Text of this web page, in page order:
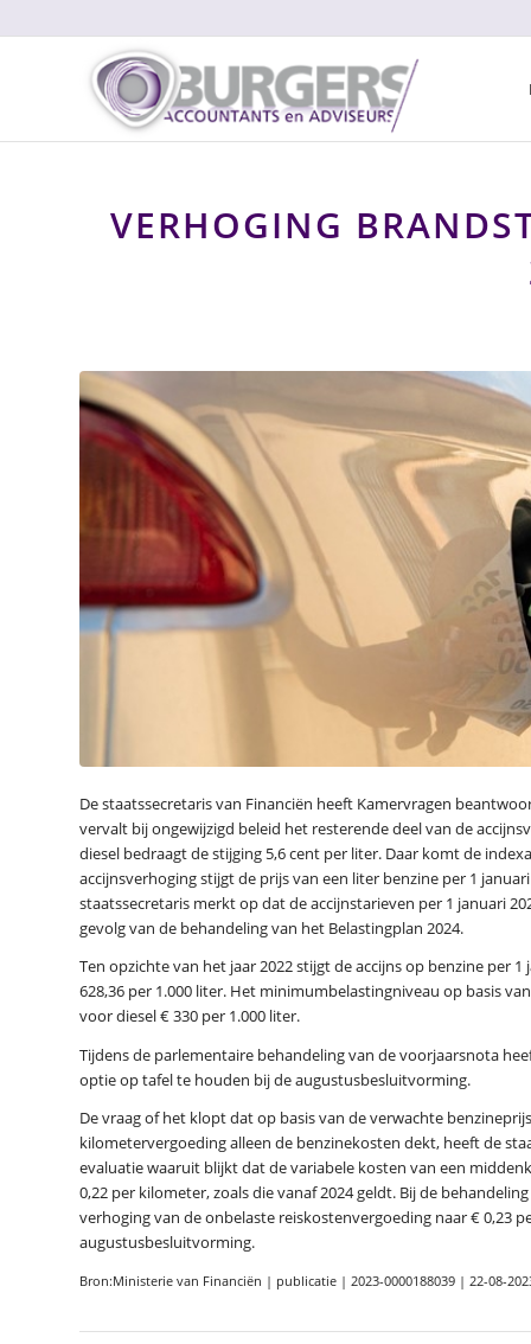
VERHOGING
De staatssecretaris van Financiën heeft Kamervragen
vervalt bij ongewijzigd beleid het resterende deel van de
diesel bedraagt de stijging 5,6 cent per liter. Daar komt de
accijnsverhoging stijgt de prijs van een liter benzine per 1
staatssecretaris merkt op dat de accijnstarieven per 1 januari
gevolg van de behandeling van het Belastingplan 2024.
Ten opzichte van het jaar 2022 stijgt de accijns op benzine per
628,36 per 1.000 liter. Het minimumbelastingniveau op basis
voor diesel € 330 per 1.000 liter.
Tijdens de parlementaire behandeling van de voorjaarsnota
optie op tafel te houden bij de augustusbesluitvorming.
De vraag of het klopt dat op basis van de verwachte
kilometervergoeding alleen de benzinekosten dekt, heeft de
evaluatie waaruit blijkt dat de variabele kosten van een
0,22 per kilometer, zoals die vanaf 2024 geldt. Bij de
verhoging van de onbelaste reiskostenvergoeding naar € 0,23
augustusbesluitvorming.
Bron:Ministerie van Financiën | publicatie | 2023-0000188039 | 22-08-